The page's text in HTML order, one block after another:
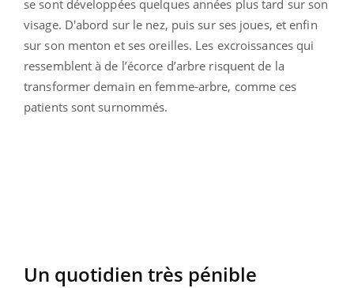
se sont développées quelques années plus tard sur son
visage. D'abord sur le nez, puis sur ses joues, et enfin
sur son menton et ses oreilles. Les excroissances qui
ressemblent à de l’écorce d’arbre risquent de la
transformer demain en femme-arbre, comme ces
patients sont surnommés.
Un quotidien très pénible